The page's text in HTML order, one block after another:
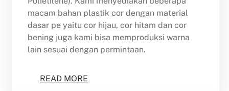
macam bahan plastik cor dengan material
dasar pe yaitu cor hijau, cor hitam dan cor
bening juga kami bisa memproduksi warna
lain sesuai dengan permintaan.
READ MORE